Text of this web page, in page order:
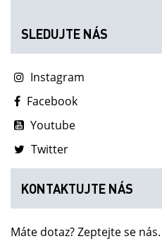
SLEDUJTE NÁS
Instagram
Facebook
Youtube
Twitter
KONTAKTUJTE NÁS
Máte dotaz? Zeptejte se nás.